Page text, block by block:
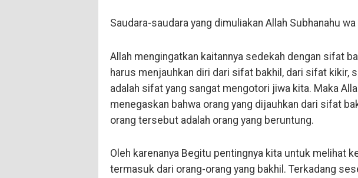
Saudara-saudara yang dimuliakan Allah Subhanahu wa
Allah mengingatkan kaitannya sedekah dengan sifat
harus menjauhkan diri dari sifat bakhil, dari sifat kikir,
adalah sifat yang sangat mengotori jiwa kita. Maka
menegaskan bahwa orang yang dijauhkan dari sifat
orang tersebut adalah orang yang beruntung.
Oleh karenanya Begitu pentingnya kita untuk melihat
termasuk dari orang-orang yang bakhil. Terkadang